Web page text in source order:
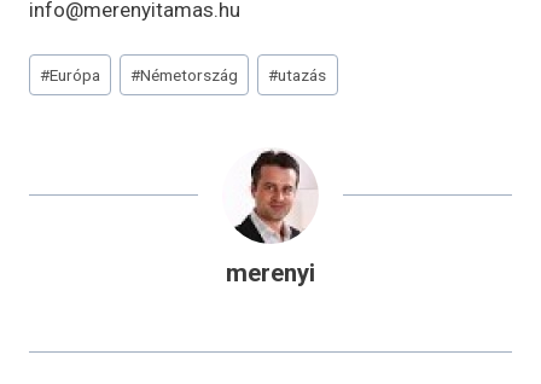
info@merenyitamas.hu
Post
Tags:
#Európa #Németország #utazás
merenyi